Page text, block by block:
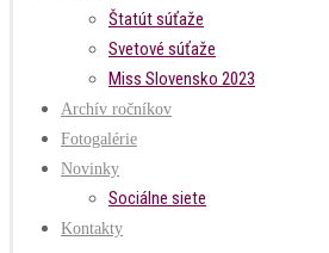
Štatút súťaže
Svetové súťaže
Miss Slovensko 2023
Archív ročníkov
Fotogalérie
Novinky
Sociálne siete
Kontakty